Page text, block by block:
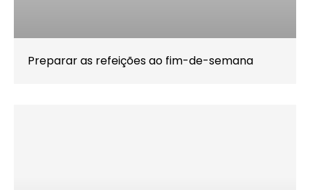
Preparar as refeições ao fim-de-semana